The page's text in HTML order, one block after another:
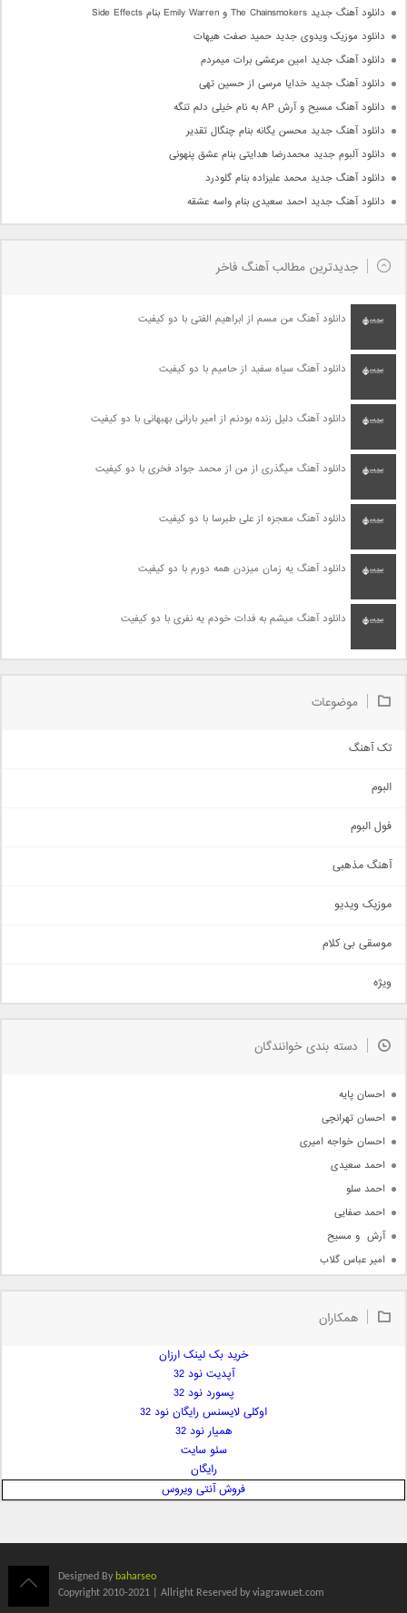
دانلود آهنگ جدید The Chainsmokers و Emily Warren بنام Side Effects
دانلود موزیک ویدوی جدید حمید صفت هیهات
دانلود آهنگ جدید امین مرعشی برات میمردم
دانلود آهنگ جدید خدایا مرسی از حسین تهی
دانلود آهنگ مسیح و آرش AP به نام خیلی دلم تنگه
دانلود آهنگ جدید محسن یگانه بنام چنگال تقدیر
دانلود آلبوم جدید محمدرضا هدایتی بنام عشق پنهونی
دانلود آهنگ جدید محمد علیزاده بنام گلودرد
دانلود آهنگ جدید احمد سعیدی بنام واسه عشقه
جدیدترین مطالب آهنگ فاخر
دانلود آهنگ من مسم از ابراهیم الفتی با دو کیفیت
دانلود آهنگ سیاه سفید از حامیم با دو کیفیت
دانلود آهنگ دلیل زنده بودنم از امیر بارانی بهبهانی با دو کیفیت
دانلود آهنگ میگذری از من از محمد جواد فخری با دو کیفیت
دانلود آهنگ معجزه از علی طبرسا با دو کیفیت
دانلود آهنگ یه زمان میزدن همه دورم با دو کیفیت
دانلود آهنگ میشم به فدات خودم یه نفری با دو کیفیت
موضوعات
تک آهنگ
اجتماعی
حماسی
سنتی
اهنگ بندرعباسی
دمو
مذهبی
جدیدترین ها
البوم
فول البوم
آهنگ مذهبی
موزیک ویدیو
موسقی بی کلام
ویژه
دسته بندی خوانندگان
احسان پایه
احسان تهرانچی
احسان خواجه امیری
احمد سعیدی
احمد سلو
احمد صفایی
آرش  و مسیح
امیر عباس گلاب
امیر علی
ایمان غلامی
بابک جهانبخش
همکاران
خرید بک لینک ارزان
آپدیت نود 32
پسورد نود 32
اوکلی لایسنس رایگان نود 32
همیار نود 32
سئو سایت
رایگان
فروش آنتی ویروس
Designed By baharseo
Copyright 2010-2021 | Allright Reserved by viagrawuet.com